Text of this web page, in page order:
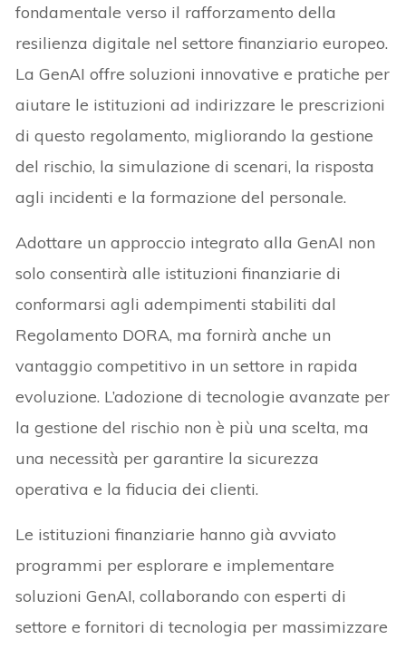
fondamentale verso il rafforzamento della
resilienza digitale nel settore finanziario europeo.
La GenAI offre soluzioni innovative e pratiche per
aiutare le istituzioni ad indirizzare le prescrizioni
di questo regolamento, migliorando la gestione
del rischio, la simulazione di scenari, la risposta
agli incidenti e la formazione del personale.
Adottare un approccio integrato alla GenAI non
solo consentirà alle istituzioni finanziarie di
conformarsi agli adempimenti stabiliti dal
Regolamento DORA, ma fornirà anche un
vantaggio competitivo in un settore in rapida
evoluzione. L’adozione di tecnologie avanzate per
la gestione del rischio non è più una scelta, ma
una necessità per garantire la sicurezza
operativa e la fiducia dei clienti.
Le istituzioni finanziarie hanno già avviato
programmi per esplorare e implementare
soluzioni GenAI, collaborando con esperti di
settore e fornitori di tecnologia per massimizzare